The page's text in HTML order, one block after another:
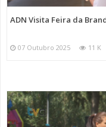
ADN Visita Feira da
07 Outubro 2025 11 K